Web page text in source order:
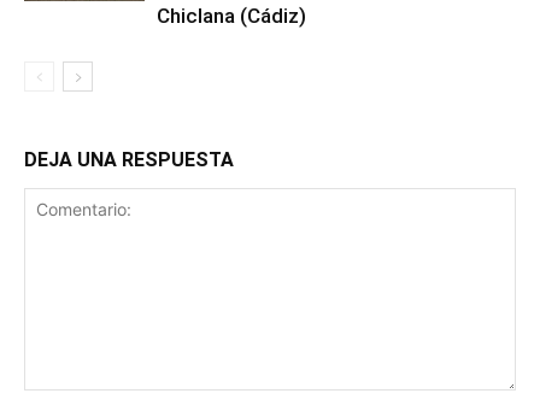
Chiclana (Cádiz)
DEJA UNA RESPUESTA